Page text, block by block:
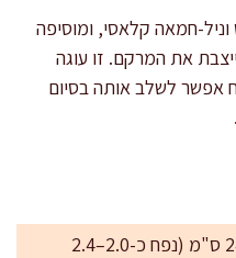
חמאה קלאסי, ומוסיפה
את המרקם. זו עוגה
אפשר לשלב אותה בסיום
.
תבנית קוגלהוף בקוטר 22–24 ס"מ (נפח כ-2.0–2.4